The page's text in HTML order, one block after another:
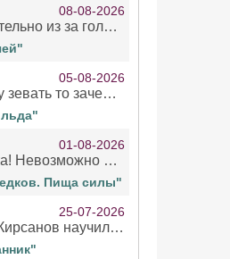
08-08-2026
Слушал исключительно из за голоса девушки озвучивающей Арью Сансу и Кейтлин . Жаль что ее голос не озвучил остальное . При всем уважении к чтецами мужчинам/не. Интересно, есть ли с ее озвучкой еще какие нибудь книги?!
05-08-2026
Ужасно читает. Ну зевать то зачем. Уже не говорю, что ударения ставит, как хочет.
01-08-2026
Ужас, а не озвучка! Невозможно вникать в смысл текста из за кривляний чтеца
Пища силы"
25-07-2026
Если бы Сергей Кирсанов научился не сглатывать каждые 1-2 минуты слюну, так что слышно в микрофоне и, что вызывает отвращение, то мелжно было бы слушать.